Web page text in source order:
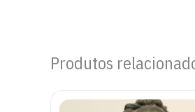
Produtos